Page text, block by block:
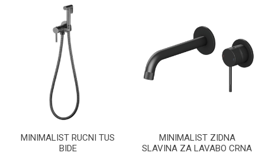
MINIMALIST RUCNI TUS
BIDE
MINIMALIST ZIDNA
SLAVINA ZA LAVABO CRNA